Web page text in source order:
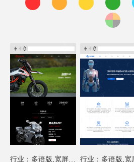
行业：多语版,宽屏模板